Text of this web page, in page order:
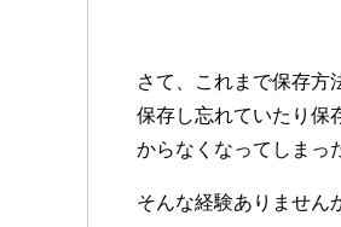
さて、これまで保存方
保存し忘れていたり保
からなくなってしまっ
そんな経験ありません